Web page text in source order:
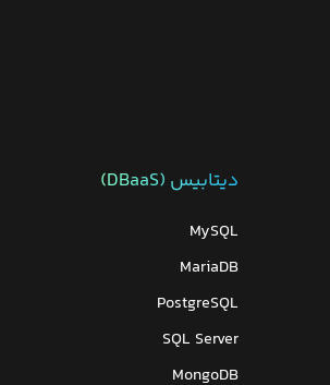
دیتابیس‌ (DBaaS)
MySQL
MariaDB
PostgreSQL
SQL Server
MongoDB